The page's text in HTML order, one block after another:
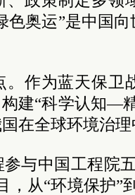
色奥运”是中国
。作为蓝天保卫
建“科学认知—
在全球环境治
与中国工程院
，从“环境保护”